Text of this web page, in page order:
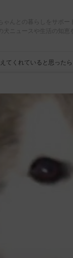
ゃんとの暮らしをサポー
犬ニュースや生活の知恵
てくれていると思った